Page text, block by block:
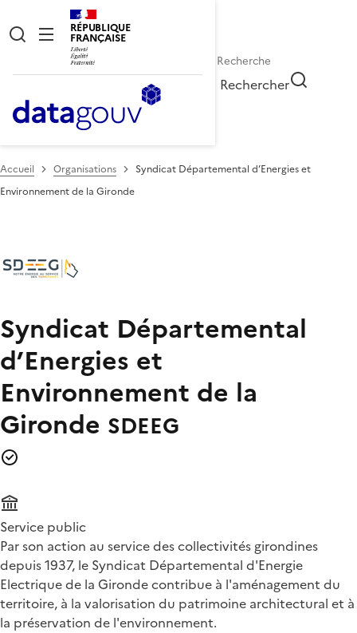
RÉPUBLIQUE
FRANÇAISE
Rechercher
Accueil Organisations
Syndicat Départemental d’Energies et
Environnement de la Gironde
Syndicat Départemental
d’Energies et
Environnement de la
Gironde SDEEG
Service public
Par son action au service des collectivités girondines
depuis 1937, le Syndicat Départemental d'Energie
Electrique de la Gironde contribue à l'aménagement du
territoire, à la valorisation du patrimoine architectural et à
la préservation de l'environnement.